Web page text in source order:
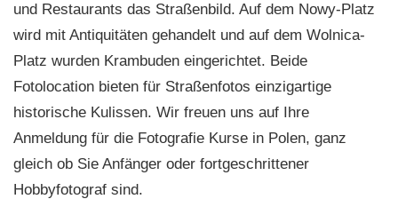
und Restaurants das Straßenbild. Auf dem Nowy-Platz
wird mit Antiquitäten gehandelt und auf dem Wolnica-
Platz wurden Krambuden eingerichtet. Beide
Fotolocation bieten für Straßenfotos einzigartige
historische Kulissen. Wir freuen uns auf Ihre
Anmeldung für die Fotografie Kurse in Polen, ganz
gleich ob Sie Anfänger oder fortgeschrittener
Hobbyfotograf sind.